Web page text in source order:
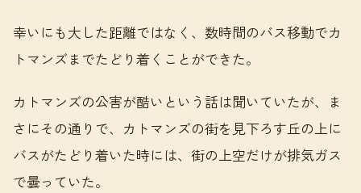
幸いにも大した距離ではなく、数時間のバス移動でカ
トマンズまでたどり着くことができた。
カトマンズの公害が酷いという話は聞いていたが、ま
さにその通りで、カトマンズの街を見下ろす丘の上に
バスがたどり着いた時には、街の上空だけが排気ガス
で曇っていた。